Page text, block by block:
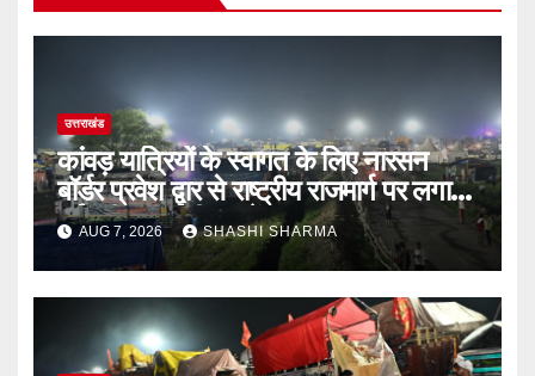
उत्तराखंड
कांवड़ यात्रियों के स्वागत के लिए नारसन
बॉर्डर प्रवेश द्वार से राष्ट्रीय राजमार्ग पर लगाई
गई रंगीन एलईडी लाइटें
AUG 7, 2026 SHASHI SHARMA